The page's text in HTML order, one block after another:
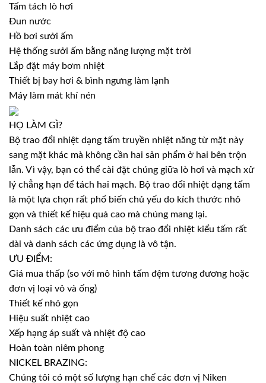
Tấm tách lò hơi
Đun nước
Hồ bơi sưởi ấm
Hệ thống sưởi ấm bằng năng lượng mặt trời
Lắp đặt máy bơm nhiệt
Thiết bị bay hơi & bình ngưng làm lạnh
Máy làm mát khí nén
HỌ LÀM GÌ?
Bộ trao đổi nhiệt dạng tấm truyền nhiệt năng từ mặt này
sang mặt khác mà không cần hai sản phẩm ở hai bên trộn
lẫn. Vì vậy, bạn có thể cài đặt chúng giữa lò hơi và mạch xử
lý chẳng hạn để tách hai mạch. Bộ trao đổi nhiệt dạng tấm
là một lựa chọn rất phổ biến chủ yếu do kích thước nhỏ
gọn và thiết kế hiệu quả cao mà chúng mang lại.
Danh sách các ưu điểm của bộ trao đổi nhiệt kiểu tấm rất
dài và danh sách các ứng dụng là vô tận.
ƯU ĐIỂM:
Giá mua thấp (so với mô hình tấm đệm tương đương hoặc
đơn vị loại vỏ và ống)
Thiết kế nhỏ gọn
Hiệu suất nhiệt cao
Xếp hạng áp suất và nhiệt độ cao
Hoàn toàn niêm phong
NICKEL BRAZING:
Chúng tôi có một số lượng hạn chế các đơn vị Niken